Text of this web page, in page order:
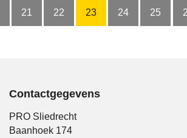
21 22 23 24 25
Contactgegevens
PRO Sliedrecht
Baanhoek 174